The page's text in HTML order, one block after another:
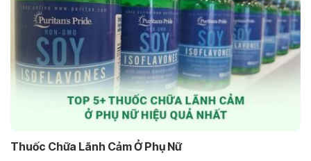
Thuốc Chữa Lãnh Cảm Ở Phụ Nữ